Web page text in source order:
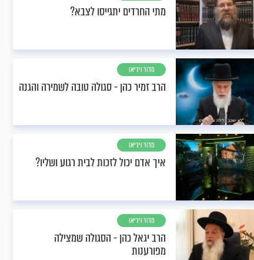
מתי החרדים יתגייסו לצבא?
מדור וידיאו
הרב זמיר כהן - סגולה טובה לשמירה והגנה
מדור וידיאו
איך אדם יכול לזכות לבית רגוע ושליו?
מדור וידיאו
הרב יגאל כהן - הסגולה שמצילה
מפורענות